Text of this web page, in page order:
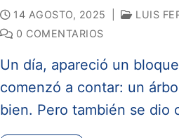
14 AGOSTO, 2025 LUIS
0 COMENTARIOS
Un día, apareció un
comenzó a contar: un
bien. Pero también se dio